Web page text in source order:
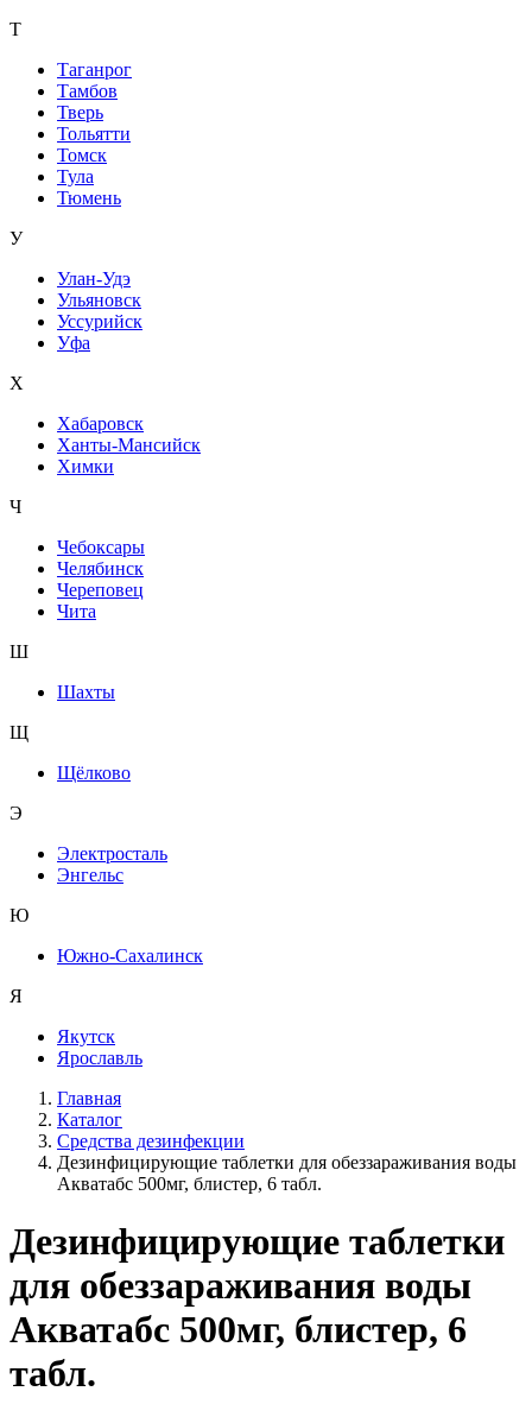
Т
Таганрог
Тамбов
Тверь
Тольятти
Томск
Тула
Тюмень
У
Улан-Удэ
Ульяновск
Уссурийск
Уфа
Х
Хабаровск
Ханты-Мансийск
Химки
Ч
Чебоксары
Челябинск
Череповец
Чита
Ш
Шахты
Щ
Щёлково
Э
Электросталь
Энгельс
Ю
Южно-Сахалинск
Я
Якутск
Ярославль
Главная
Каталог
Средства дезинфекции
Дезинфицирующие таблетки для обеззараживания воды
Акватабс 500мг, блистер, 6 табл.
Дезинфицирующие таблетки
для обеззараживания воды
Акватабс 500мг, блистер, 6
табл.